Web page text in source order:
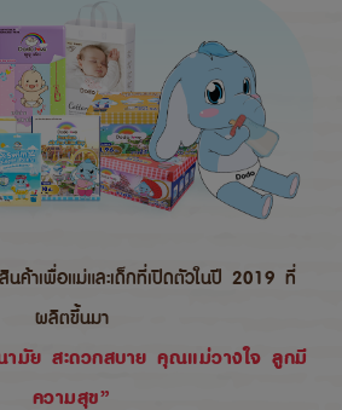
นค้าเพื่อแม่และเด็กที่เปิดตัวในปี 2019 ที่
ผลิตขึ้นมา
ามัย สะดวกสบาย คุณแม่วางใจ ลูกมี
ความสุข”